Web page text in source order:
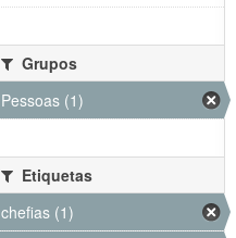
Grupos
Pessoas (1)
Etiquetas
chefias (1)